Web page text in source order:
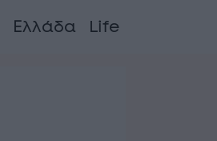
Ελλάδα Life